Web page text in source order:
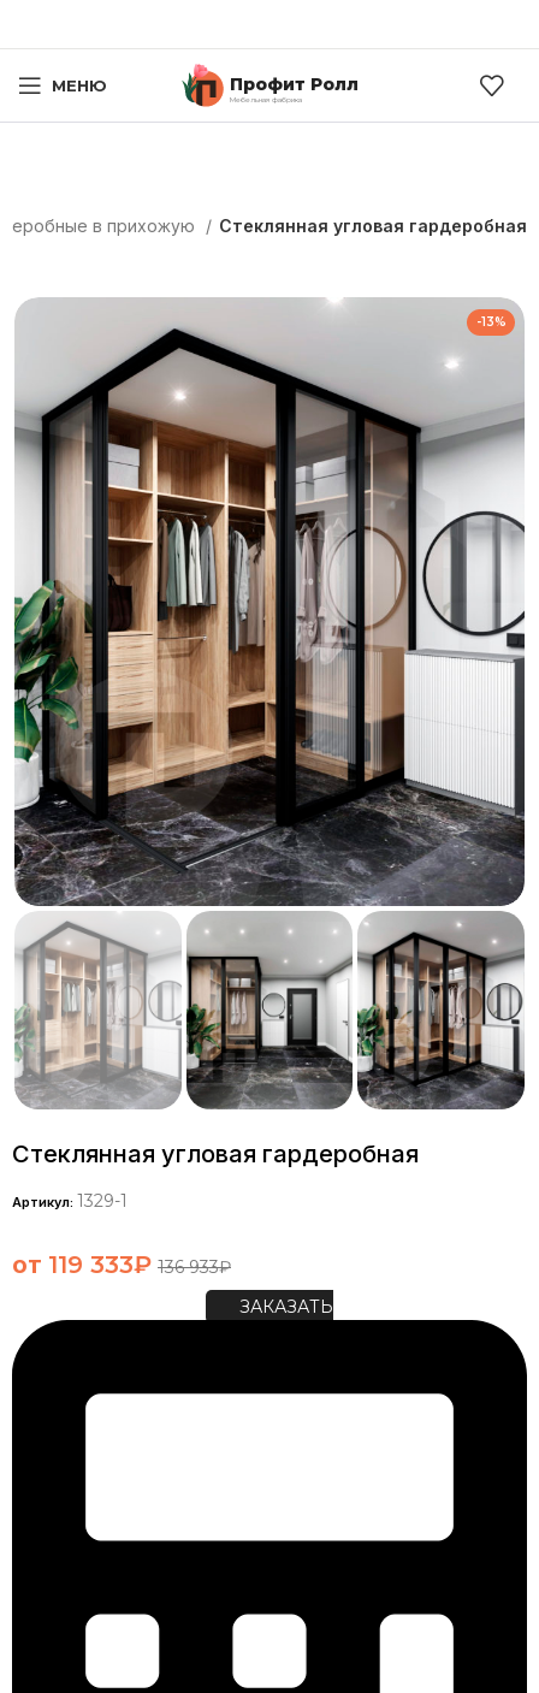
МЕНЮ Профит Ролл
Мебельная фабрика
в прихожую Стеклянная угловая гардеробная
-13%
Стеклянная угловая гардеробная
Артикул: 1329-1
от 119 333₽ 136 933₽
ЗАКАЗАТЬ